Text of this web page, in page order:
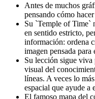
Antes de muchos
pensando cómo
Su `Temple of Time`
en sentido estricto,
información: ordena
imagen pensada para
Su lección sigue viva
visual del
líneas. A veces lo
espacial que ayude a
El famoso mapa del